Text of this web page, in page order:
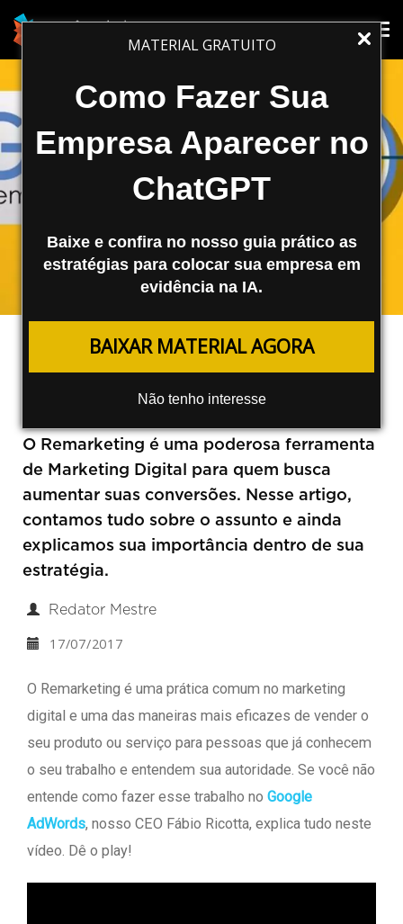
MATERIAL GRATUITO
Como Fazer Sua
Empresa Aparecer no
ChatGPT
Baixe e confira no nosso guia prático as
estratégias para colocar sua empresa em
evidência na IA.
BAIXAR MATERIAL AGORA
Não tenho interesse
Remarketing no Google AdWords:
O Que é e Como Fazer?
O Remarketing é uma poderosa ferramenta
de Marketing Digital para quem busca
aumentar suas conversões. Nesse artigo,
contamos tudo sobre o assunto e ainda
explicamos sua importância dentro de sua
estratégia.
Redator Mestre
17/07/2017
O Remarketing é uma prática comum no marketing
digital e uma das maneiras mais eficazes de vender o
seu produto ou serviço para pessoas que já conhecem
o seu trabalho e entendem sua autoridade. Se você não
entende como fazer esse trabalho no Google
AdWords, nosso CEO Fábio Ricotta, explica tudo neste
vídeo. Dê o play!